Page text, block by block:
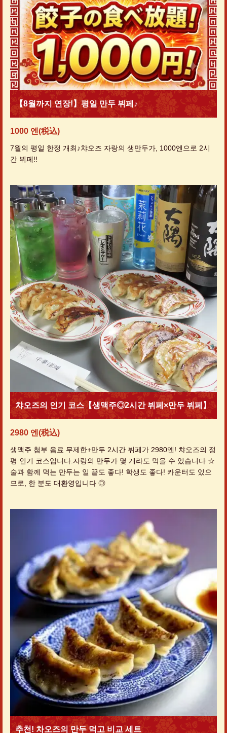
【8월까지 연장!】평일 만두 뷔페♪
1000 엔 (税込)
7월의 평일 한정 개최♪챠오즈 자랑의 생만두가, 1000엔으로 2시
간 뷔페!!
챠오즈의 인기 코스【생맥주◎2시간 뷔페×만두 뷔페】
2980 엔 (税込)
생맥주 첨부 음료 무제한+만두 2시간 뷔페가 2980엔! 챠오즈의 정
평 인기 코스입니다.자랑의 만두가 몇 개라도 먹을 수 있습니다 ☆
술과 함께 먹는 만두는 일 끝도 좋다! 학생도 좋다! 카운터도 있으
므로, 한 분도 대환영입니다 ◎
추천! 차오즈의 만두 먹고 비교 세트